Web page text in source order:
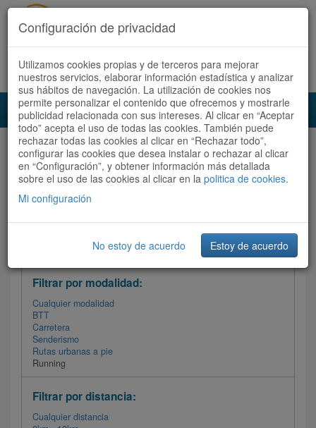
Acceder Registrate ahora Español | Català
Audioruta Todas las rutas
Todas las rutas
Ordenar por: Más recientes /
Filtrar las rutas
Filtrar por modalidad:
Cualquier modalidad
BTT
Carretera
Senderismo
Rutas urbanas a pie
Running
Filtrar por distancia:
Cualquier distancia
Configuración de privacidad
Utilizamos cookies propias y de terceros para mejorar
nuestros servicios, elaborar información estadística y analizar
sus hábitos de navegación. La utilización de cookies nos
permite personalizar el contenido que ofrecemos y mostrarle
publicidad relacionada con sus intereses. Al clicar en “Aceptar
todo” acepta el uso de todas las cookies. También puede
rechazar todas las cookies al clicar en “Rechazar todo”,
configurar las cookies que desea instalar o rechazar al clicar
en “Configuración”, y obtener información más detallada
sobre el uso de las cookies al clicar en la politica de cookies.
Mi configuración
No estoy de acuerdo Estoy de acuerdo